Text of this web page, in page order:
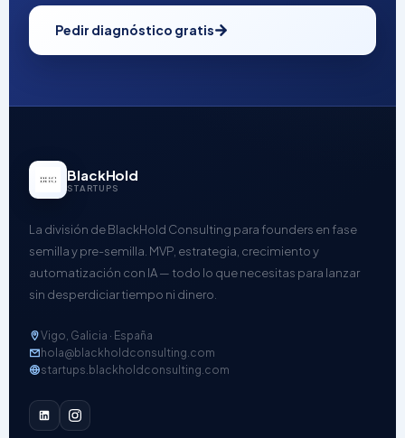
Pedir diagnóstico gratis
BlackHold
STARTUPS
La división de BlackHold Consulting para founders en fase
semilla y pre-semilla. MVP, estrategia, crecimiento y
automatización con IA — todo lo que necesitas para lanzar
sin desperdiciar tiempo ni dinero.
Vigo, Galicia · España
hola@blackholdconsulting.com
startups.blackholdconsulting.com